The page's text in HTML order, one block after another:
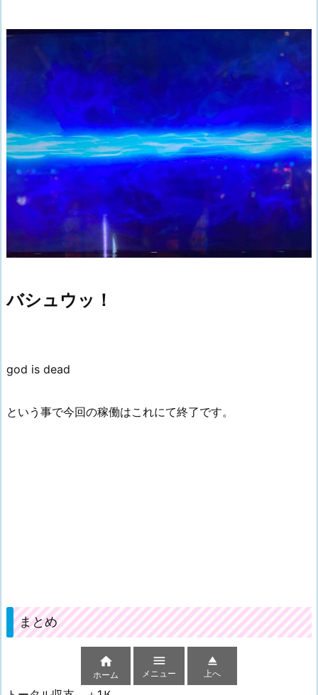
バシュウッ！
god is dead
という事で今回の稼働はこれにて終了です。
まとめ

ホーム

メニュー

上へ